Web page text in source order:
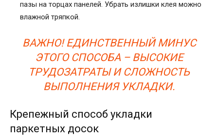
пазы на торцах панелей. Убрать излишки клея можно
влажной тряпкой.
ВАЖНО! ЕДИНСТВЕННЫЙ МИНУС
ЭТОГО СПОСОБА – ВЫСОКИЕ
ТРУДОЗАТРАТЫ И СЛОЖНОСТЬ
ВЫПОЛНЕНИЯ УКЛАДКИ.
Крепежный способ укладки
паркетных досок